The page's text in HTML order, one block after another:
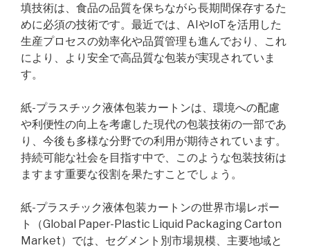
填技術は、食品の品質を保ちながら長期間保存するた
めに必須の技術です。最近では、AIやIoTを活用した
生産プロセスの効率化や品質管理も進んでおり、これ
により、より安全で高品質な包装が実現されていま
す。
紙-プラスチック液体包装カートンは、環境への配慮
や利便性の向上を考慮した現代の包装技術の一部であ
り、今後も多様な分野での利用が期待されています。
持続可能な社会を目指す中で、このような包装技術は
ますます重要な役割を果たすことでしょう。
紙-プラスチック液体包装カートンの世界市場レポー
ト（Global Paper-Plastic Liquid Packaging Carton
Market）では、セグメント別市場規模、主要地域と